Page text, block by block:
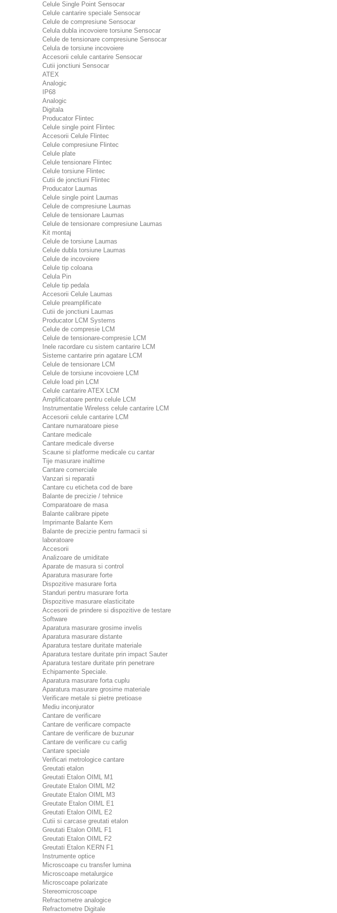
Celule Single Point Sensocar
Celule cantarire speciale Sensocar
Celule de compresiune Sensocar
Celula dubla incovoiere torsiune Sensocar
Celule de tensionare compresiune Sensocar
Celula de torsiune incovoiere
Accesorii celule cantarire Sensocar
Cutii jonctiuni Sensocar
ATEX
Analogic
IP68
Analogic
Digitala
Producator Flintec
Celule single point Flintec
Accesorii Celule Flintec
Celule compresiune Flintec
Celule plate
Celule tensionare Flintec
Celule torsiune Flintec
Cutii de jonctiuni Flintec
Producator Laumas
Celule single point Laumas
Celule de compresiune Laumas
Celule de tensionare Laumas
Celule de tensionare compresiune Laumas
Kit montaj
Celule de torsiune Laumas
Celule dubla torsiune Laumas
Celule de incovoiere
Celule tip coloana
Celula Pin
Celule tip pedala
Accesorii Celule Laumas
Celule preamplificate
Cutii de jonctiuni Laumas
Producator LCM Systems
Celule de compresie LCM
Celule de tensionare-compresie LCM
Inele racordare cu sistem cantarire LCM
Sisteme cantarire prin agatare LCM
Celule de tensionare LCM
Celule de torsiune incovoiere LCM
Celule load pin LCM
Celule cantarire ATEX LCM
Amplificatoare pentru celule LCM
Instrumentatie Wireless celule cantarire LCM
Accesorii celule cantarire LCM
Cantare numaratoare piese
Cantare medicale
Cantare medicale diverse
Scaune si platforme medicale cu cantar
Tije masurare inaltime
Cantare comerciale
Vanzari si reparatii
Cantare cu eticheta cod de bare
Balante de precizie / tehnice
Comparatoare de masa
Balante calibrare pipete
Imprimante Balante Kern
Balante de precizie pentru farmacii si
laboratoare
Accesorii
Analizoare de umiditate
Aparate de masura si control
Aparatura masurare forte
Dispozitive masurare forta
Standuri pentru masurare forta
Dispozitive masurare elasticitate
Accesorii de prindere si dispozitive de testare
Software
Aparatura masurare grosime invelis
Aparatura masurare distante
Aparatura testare duritate materiale
Aparatura testare duritate prin impact Sauter
Aparatura testare duritate prin penetrare
Echipamente Speciale.
Aparatura masurare forta cuplu
Aparatura masurare grosime materiale
Verificare metale si pietre pretioase
Mediu inconjurator
Cantare de verificare
Cantare de verificare compacte
Cantare de verificare de buzunar
Cantare de verificare cu carlig
Cantare speciale
Verificari metrologice cantare
Greutati etalon
Greutati Etalon OIML M1
Greutate Etalon OIML M2
Greutate Etalon OIML M3
Greutate Etalon OIML E1
Greutati Etalon OIML E2
Cutii si carcase greutati etalon
Greutati Etalon OIML F1
Greutati Etalon OIML F2
Greutati Etalon KERN F1
Instrumente optice
Microscoape cu transfer lumina
Microscoape metalurgice
Microscoape polarizate
Stereomicroscoape
Refractometre analogice
Refractometre Digitale